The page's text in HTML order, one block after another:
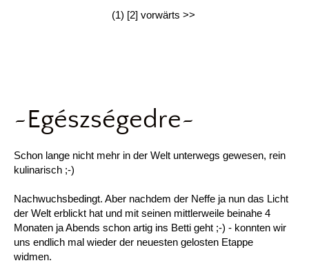
(1) [2] vorwärts >>
~Egészségedre~
Schon lange nicht mehr in der Welt unterwegs gewesen, rein
kulinarisch ;-)
Nachwuchsbedingt. Aber nachdem der Neffe ja nun das Licht
der Welt erblickt hat und mit seinen mittlerweile beinahe 4
Monaten ja Abends schon artig ins Betti geht ;-) - konnten wir
uns endlich mal wieder der neuesten gelosten Etappe
widmen.